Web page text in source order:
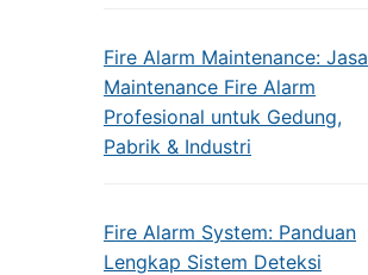
Fire Alarm Maintenance: Jasa
Maintenance Fire Alarm
Profesional untuk Gedung,
Pabrik & Industri
Fire Alarm System: Panduan
Lengkap Sistem Deteksi